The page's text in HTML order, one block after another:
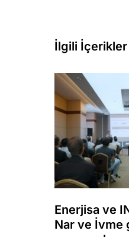
İlgili İçerikler
Enerjisa ve
Nar ve İvme